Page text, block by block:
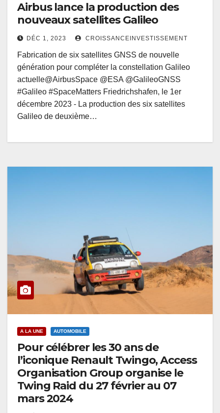
Airbus lance la production des
nouveaux satellites Galileo
DÉC 1, 2023 CROISSANCEINVESTISSEMENT
Fabrication de six satellites GNSS de nouvelle
génération pour compléter la constellation Galileo
actuelle@AirbusSpace @ESA @GalileoGNSS
#Galileo #SpaceMatters Friedrichshafen, le 1er
décembre 2023 - La production des six satellites
Galileo de deuxième…
A LA UNE AUTOMOBILE
Pour célébrer les 30 ans de
l’iconique Renault Twingo, Access
Organisation Group organise le
Twing Raid du 27 février au 07
mars 2024